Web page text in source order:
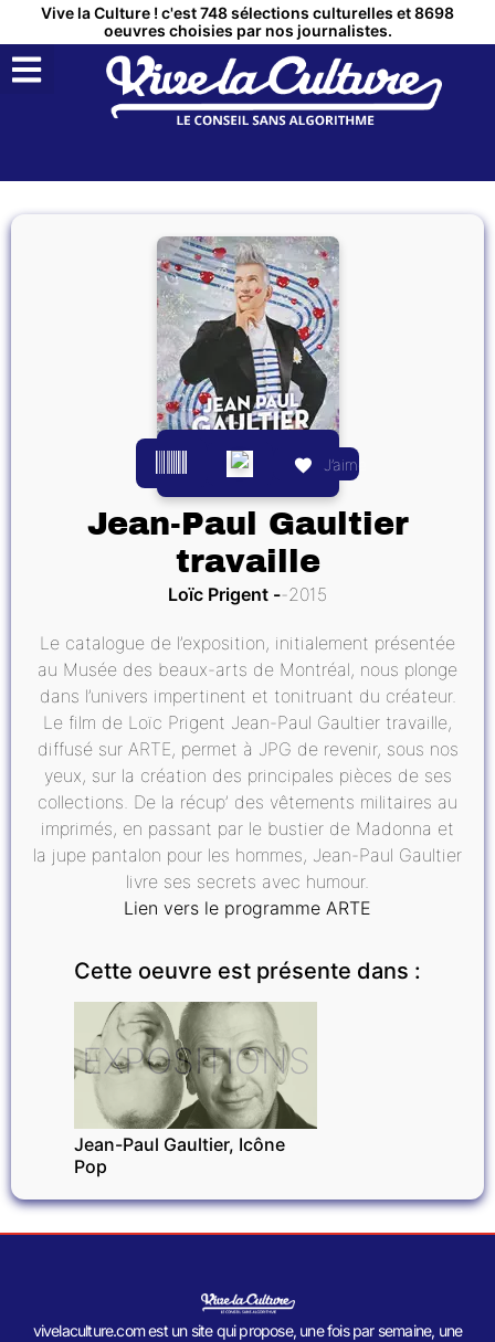
Vive la Culture ! c'est 748 sélections culturelles et 8698
oeuvres choisies par nos journalistes.
J’aime
Jean-Paul Gaultier
travaille
Loïc Prigent 2015
Le catalogue de l’exposition, initialement présentée
au Musée des beaux-arts de Montréal, nous plonge
dans l’univers impertinent et tonitruant du créateur.
Le film de Loïc Prigent Jean-Paul Gaultier travaille,
diffusé sur ARTE, permet à JPG de revenir, sous nos
yeux, sur la création des principales pièces de ses
collections. De la récup’ des vêtements militaires au
imprimés, en passant par le bustier de Madonna et
la jupe pantalon pour les hommes, Jean-Paul Gaultier
livre ses secrets avec humour.
Lien vers le programme ARTE
Cette oeuvre est présente dans :
EXPOSITIONS
Jean-Paul Gaultier, Icône
Pop
vivelaculture.com est un site qui propose, une fois par semaine, une